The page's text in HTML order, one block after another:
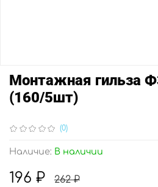
(0)
Наличие: В наличии
Монтажная гильза
(160/5шт)
196 ₽ 262 ₽